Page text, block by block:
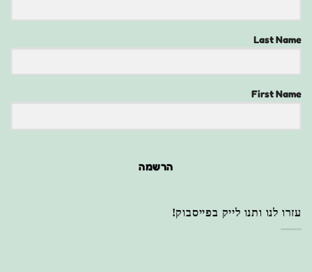
Last Name
First Name
הרשמה
עזרו לנו ותנו לייק בפייסבוק!